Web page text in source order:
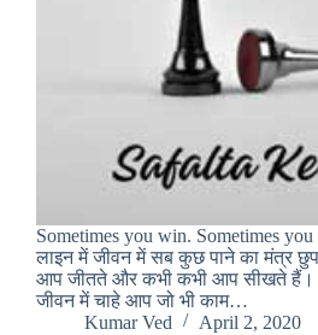
Sometimes you win. Sometimes
लाइन में जीवन में सब कुछ पाने का मंत्र
आप जीतते और कभी कभी आप सीखते हैं।
जीवन में चाहे आप जो भी काम…
Kumar Ved
April 2, 2020